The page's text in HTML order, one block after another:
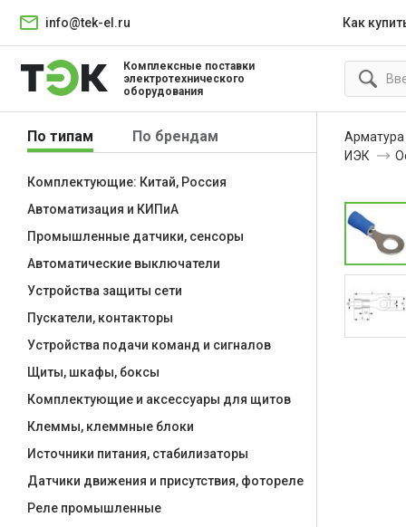
info@tek-el.ru Как
Комплексные поставки
электротехнического
оборудования
Арматура
ИЭК
По типам По брендам
Комплектующие: Китай, Россия
Автоматизация и КИПиА
Промышленные датчики, сенсоры
Автоматические выключатели
Устройства защиты сети
Пускатели, контакторы
Устройства подачи команд и сигналов
Щиты, шкафы, боксы
Комплектующие и аксессуары для щитов
Клеммы, клеммные блоки
Источники питания, стабилизаторы
Датчики движения и присутствия, фотореле
Реле промышленные